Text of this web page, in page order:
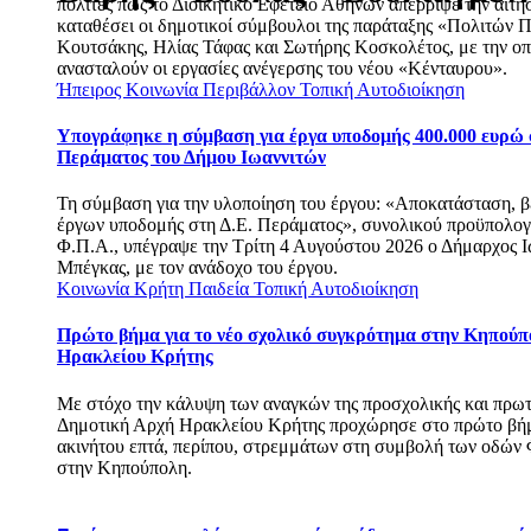
καταθέσει οι δημοτικοί σύμβουλοι της παράταξης «Πολιτών
Κουτσάκης, Ηλίας Τάφας και Σωτήρης Κοσκολέτος, με την
ανασταλούν οι εργασίες ανέγερσης του νέου «Κένταυρου».
Ήπειρος Κοινωνία Περιβάλλον Τοπική Αυτοδιοίκηση
Υπογράφηκε η σύμβαση για έργα υποδομής 400.000 ευρώ
Περάματος του Δήμου Ιωαννιτών
Τη σύμβαση για την υλοποίηση του έργου: «Αποκατάσταση,
έργων υποδομής στη Δ.Ε. Περάματος», συνολικού
Φ.Π.Α., υπέγραψε την Τρίτη 4 Αυγούστου 2026 ο Δήμαρχος
Μπέγκας, με τον ανάδοχο του έργου.
Κοινωνία Κρήτη Παιδεία Τοπική Αυτοδιοίκηση
Πρώτο βήμα για το νέο σχολικό συγκρότημα στην
Ηρακλείου Κρήτης
Με στόχο την κάλυψη των αναγκών της προσχολικής και
Δημοτική Αρχή Ηρακλείου Κρήτης προχώρησε στο πρώτο
ακινήτου επτά, περίπου, στρεμμάτων στη συμβολή των
στην Κηπούπολη.